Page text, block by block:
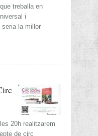
treballa en
i
seria la millor
20h realitzarem
de circ